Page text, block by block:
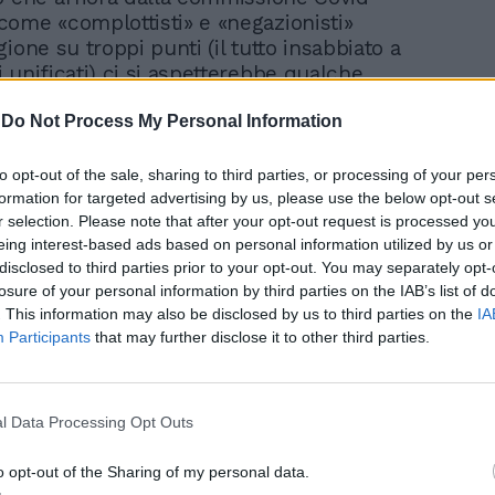
Do Not Process My Personal Information
opt-out of the sale, sharing to third parties, or processing of your
for targeted advertising by us, please use the below opt-out
selection. Please note that after your opt-out request is processed
interest-based ads based on personal information utilized by us
to third parties prior to your opt-out. You may separately
of your personal information by third parties on the IAB’s list of
This information may also be disclosed by us to third parties on the
Participants that may further disclose it to other third parties.
Data Processing Opt Outs
opt-out of the Sharing of my personal data.
«complottisti» e «negazionisti»
su troppi punti (il tutto insabbiato a
unificati) ci si aspetterebbe qualche
uffici del panico redazionale
«lo dice la scienza» (cioè, spesso, chi ha
e pretende comunque obbedienza oggi)
il clima del 2020.
un format. La sorveglianza sociale, una
diventa repertorio. E allora il copione
fa paura, più controlli alle frontiere».
7 è monografia del contagio, poi il prof
del pericolo», e prima l’esperto di salti